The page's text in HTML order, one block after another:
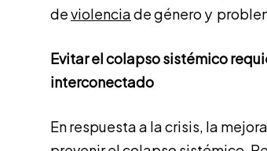
deviolenciade género y
Evitar el colapso sistémico
interconectado
En respuesta a la crisis, la